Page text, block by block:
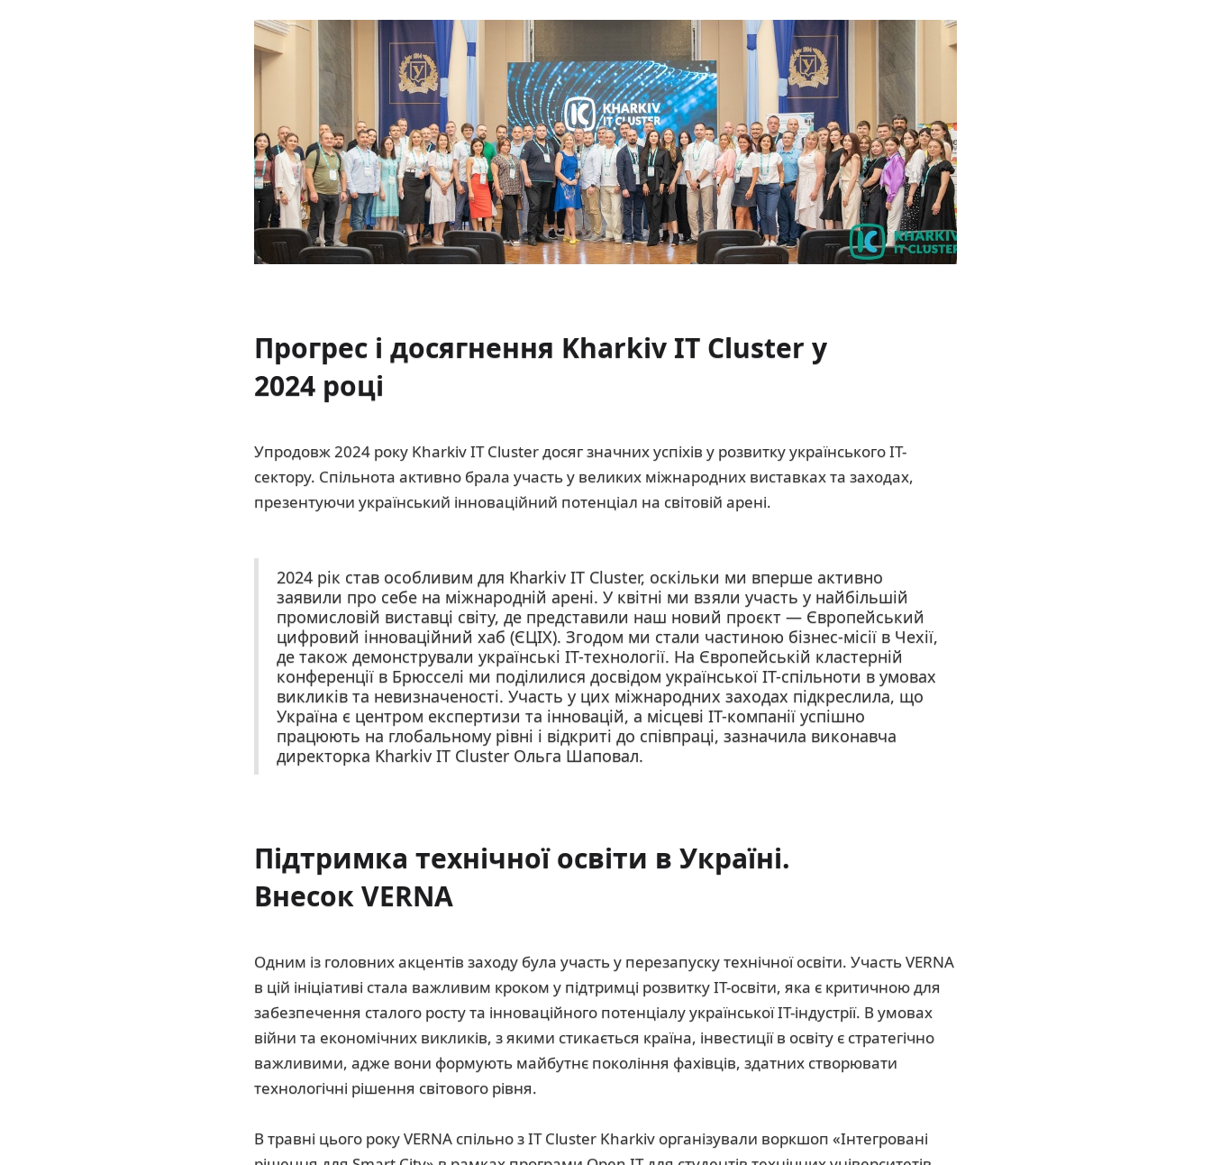
Прогрес і досягнення Kharkiv IT Cluster у
2024 році
Упродовж 2024 року Kharkiv IT Cluster досяг значних успіхів у розвитку українського IT-
сектору. Спільнота активно брала участь у великих міжнародних виставках та заходах,
презентуючи український інноваційний потенціал на світовій арені.
2024 рік став особливим для Kharkiv IT Cluster, оскільки ми вперше активно
заявили про себе на міжнародній арені. У квітні ми взяли участь у найбільшій
промисловій виставці світу, де представили наш новий проєкт — Європейський
цифровий інноваційний хаб (ЄЦІХ). Згодом ми стали частиною бізнес-місії в Чехії,
де також демонстрували українські IT-технології. На Європейській кластерній
конференції в Брюсселі ми поділилися досвідом української IT-спільноти в умовах
викликів та невизначеності. Участь у цих міжнародних заходах підкреслила, що
Україна є центром експертизи та інновацій, а місцеві IT-компанії успішно
працюють на глобальному рівні і відкриті до співпраці, зазначила виконавча
директорка Kharkiv IT Cluster Ольга Шаповал.
Підтримка технічної освіти в Україні.
Внесок VERNA
Одним із головних акцентів заходу була участь у перезапуску технічної освіти. Участь VERNA
в цій ініціативі стала важливим кроком у підтримці розвитку IT-освіти, яка є критичною для
забезпечення сталого росту та інноваційного потенціалу української IT-індустрії. В умовах
війни та економічних викликів, з якими стикається країна, інвестиції в освіту є стратегічно
важливими, адже вони формують майбутнє покоління фахівців, здатних створювати
технологічні рішення світового рівня.
В травні цього року VERNA спільно з IT Cluster Kharkiv організували воркшоп «Інтегровані